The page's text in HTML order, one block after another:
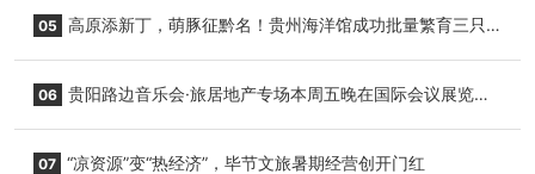
05 高原添新丁，萌豚征黔名！贵州海洋馆成功批量繁育三只
06 贵阳路边音乐会·旅居地产专场本周五晚在国际会议展览中
07 “凉资源”变“热经济”，毕节文旅暑期经营创开门红